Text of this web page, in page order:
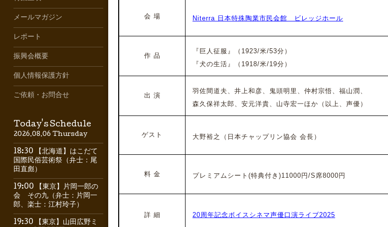
会 場 Niterra 日本特殊陶業市民会館 ビレッジホール
作 品
『巨人征服』（1923/米/53分）
『犬の生活』（1918/米/19分）
出 演
羽佐間道夫、井上和彦、鬼頭明里、仲村宗悟、福山潤、
森久保祥太郎、安元洋貴、山寺宏一ほか （以上、声優）
ゲスト 大野裕之（日本チャップリン協会 会長）
料 金 プレミアムシート(特典付き)11000円/S席8000円
詳 細 20周年記念ボイスシネマ声優口演ライブ2025
メールマガジン
レポート
振興会概要
個人情報保護方針
ご依頼・お問合せ
Today's Schedule
2026.08.06 Thursday
18:30 【北海道】はこだて
国際民俗芸術祭（弁士：尾
田直彪）
19:00 【東京】片岡一郎の
会 その九（弁士：片岡一
郎、楽士：江村玲子）
19:30 【東京】山田広野ミ